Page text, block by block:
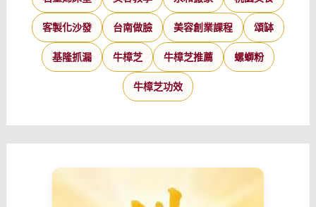
客製化沙發 台南做臉 美容創業課程 頌缽
基隆抓漏 牛樟芝 牛樟芝推薦 螺螄粉
牛樟芝功效